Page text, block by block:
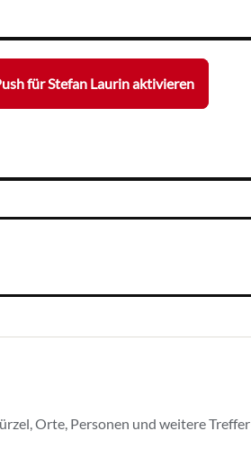
für Stefan Laurin aktivieren
Orte, Personen und weitere Treffer